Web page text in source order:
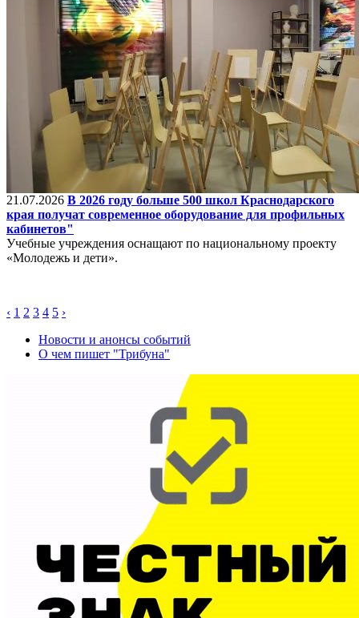
21.07.2026 В 2026 году больше 500 школ Краснодарского
края получат современное оборудование для профильных
кабинетов"
Учебные учреждения оснащают по национальному проекту
«Молодежь и дети».
‹ 1 2 3 4 5 ›
Новости и анонсы событий
О чем пишет "Трибуна"